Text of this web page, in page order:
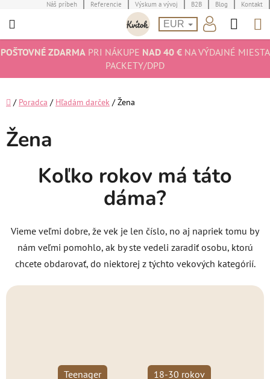
na
Náš príbeh Referencie Výskum a vývoj B2B Blog Kontakt
EUR
POŠTOVNÉ ZDARMAPRI NÁKUPE NAD 40 €NA VÝDAJNÉ MIESTA
PACKETY/DPD
Domov
/ Poradca / Hľadám darček / Žena
Žena
Koľko rokov má táto
dáma?
Vieme veľmi dobre, že vek je len číslo, no aj napriek tomu by
nám veľmi pomohlo, ak by ste vedeli zaradiť osobu, ktorú
chcete obdarovať, do niektorej z týchto vekových kategórií.
Teenager 18-30 rokov